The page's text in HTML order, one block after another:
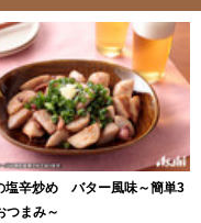
塩辛炒め バター風味～簡単3
つまみ～